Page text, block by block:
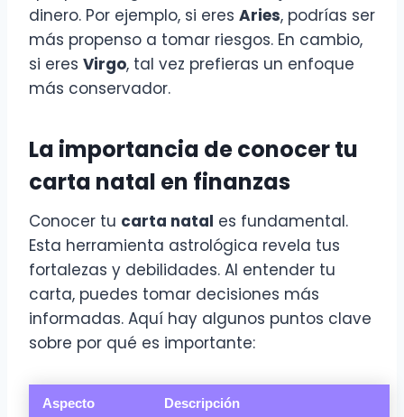
dinero. Por ejemplo, si eres Aries, podrías ser
más propenso a tomar riesgos. En cambio,
si eres Virgo, tal vez prefieras un enfoque
más conservador.
La importancia de conocer tu
carta natal en finanzas
Conocer tu carta natal es fundamental.
Esta herramienta astrológica revela tus
fortalezas y debilidades. Al entender tu
carta, puedes tomar decisiones más
informadas. Aquí hay algunos puntos clave
sobre por qué es importante:
Aspecto Descripción